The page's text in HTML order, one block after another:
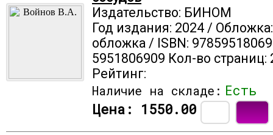
Издательство: БИНОМ
Год издания: 2024 /
обложка / ISBN:
5951806909 Кол-во страниц:
Рейтинг:
Наличие на складе: Есть
Цена: 1550.00